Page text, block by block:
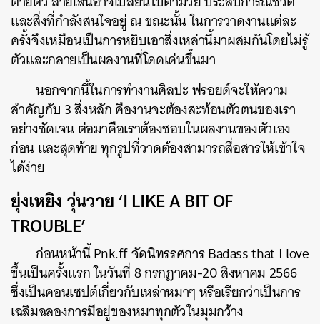
และสิ่งที่กำลังสนใจอยู่ ณ ขณะนั้น ในการวาดงานแต่ละ
ครั้งจึงเหมือนเป็นการหยิบเอาสิ่งเหล่านี้มาผสมกันโดยไม่รู้
ตัวและกลายเป็นผลงานที่โดดเด่นขึ้นมา
นอกจากนี้ในการทำงานศิลปะ ฟรอยด์จะให้ความ
สำคัญกับ 3 สิ่งหลัก คืองานจะต้องสะท้อนตัวตนของเรา
อย่างชัดเจน ต่อมาคือเราต้องชอบในผลงานของตัวเอง
ก่อน และสุดท้าย ทุกรูปที่วาดต้องสามารถสื่อสารให้เข้าใจ
ได้ง่าย
ยุ่งเหยิง วุ่นวาย ‘I LIKE A BIT OF
TROUBLE’
ก่อนหน้านี้ Pnk.ff จัดนิทรรศการ Badass that I love
ขึ้นเป็นครั้งแรก ในวันที่ 8 กรกฎาคม-20 สิงหาคม 2566
ซึ่งเป็นคอนเซปต์เกี่ยวกับเหล่าหมาๆ หรือเรียกว่าเป็นการ
เฉลิมฉลองการมีอยู่ของหมาทุกตัวในมุมกว้าง